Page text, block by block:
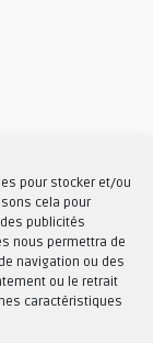
pour stocker et/ou
cela pour
publicités
nous permettra de
navigation ou des
ou le retrait
caractéristiques